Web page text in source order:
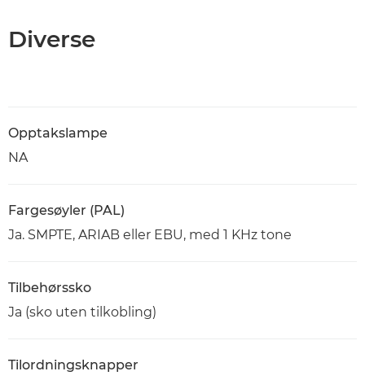
Diverse
Opptakslampe
NA
Fargesøyler (PAL)
Ja. SMPTE, ARIAB eller EBU, med 1 KHz tone
Tilbehørssko
Ja (sko uten tilkobling)
Tilordningsknapper